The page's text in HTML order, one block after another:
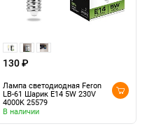
130 ₽
Лампа светодиодная Feron
LB-61 Шарик E14 5W 230V
4000K 25579
В наличии